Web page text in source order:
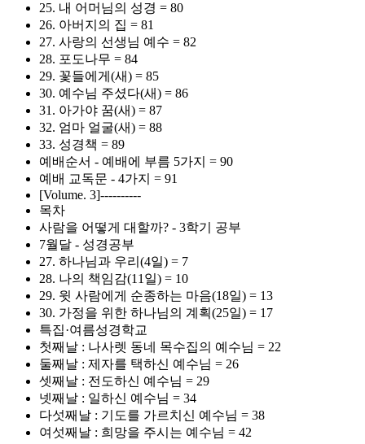
25. 내 어머님의 성경 = 80
26. 아버지의 집 = 81
27. 사랑의 선생님 예수 = 82
28. 포도나무 = 84
29. 꽃들에게(새) = 85
30. 예수님 주셨다(새) = 86
31. 아가야 꿈(새) = 87
32. 엄마 얼굴(새) = 88
33. 성경책 = 89
예배순서 - 예배에 부름 5가지 = 90
예배 교독문 - 4가지 = 91
[Volume. 3]----------
목차
사람을 어떻게 대할까? - 3학기 공부
7월달 - 성경공부
27. 하나님과 우리(4일) = 7
28. 나의 책임감(11일) = 10
29. 윗 사람에게 순종하는 마음(18일) = 13
30. 가정을 위한 하나님의 계획(25일) = 17
특집·여름성경학교
첫째날 : 나사렛 동네 목수집의 예수님 = 22
둘째날 : 제자를 택하신 예수님 = 26
셋째날 : 전도하신 예수님 = 29
넷째날 : 일하신 예수님 = 34
다섯째날 : 기도를 가르치신 예수님 = 38
여섯째날 : 희망을 주시는 예수님 = 42